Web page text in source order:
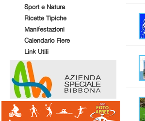
Sport e Natura
Ricette Tipiche
Manifestazioni
Calendario Fiere
Link Utili